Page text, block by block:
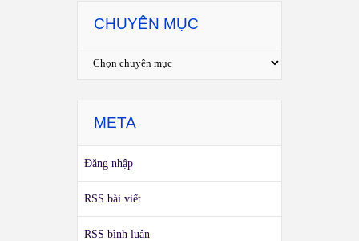
CHUYÊN MỤC
META
Đăng nhập
RSS bài viết
RSS bình luận